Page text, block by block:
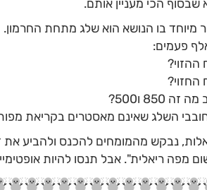
הכי מעניין אותם.
מיוחד בו הנושא הוא שלג מתחת החרמון.
פעמים:
ההזוי?
החזוי?
ו500?
השלג שאינם מאסטרים בקריאת
נבקש מהמומחים להכנס ולהביע
מפה ריאלית". אבל תנסו להיות